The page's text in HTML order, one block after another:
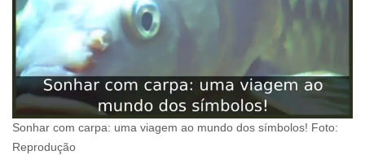
Sonhar com carpa: uma viagem ao mundo dos símbolos! Foto:
Reprodução